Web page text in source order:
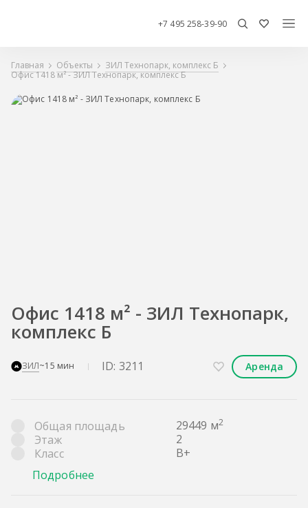
+7 495 258-39-90
Главная Объекты
ЗИЛ Технопарк, комплекс Б
Офис 1418 м² - ЗИЛ Технопарк, комплекс Б
Офис 1418 м² - ЗИЛ Технопарк,
комплекс Б
ЗИЛ~15 мин ID: 3211 Аренда
Общая площадь 29449 м2
Этаж
2
Класс
B+
Подробнее